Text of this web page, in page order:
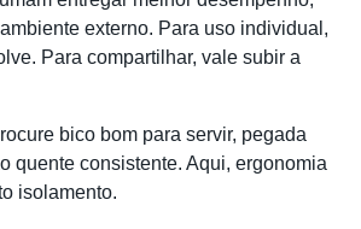
externo. Para uso individual,
Para compartilhar, vale subir a
bico bom para servir, pegada
quente consistente. Aqui, ergonomia
isolamento.